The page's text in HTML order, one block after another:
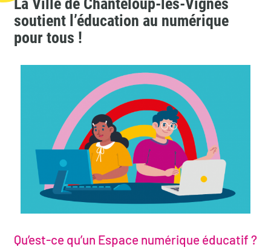
La Ville de Chanteloup-les-Vignes
soutient l’éducation au numérique
pour tous !
Qu’est-ce qu’un Espace numérique éducatif ?